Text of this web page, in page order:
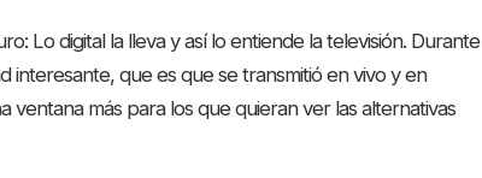
Lo digital la lleva y así lo entiende la televisión. Durante
interesante, que es que se transmitió en vivo y en
más para los que quieran ver las alternativas